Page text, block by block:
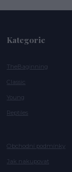
Kategorie
TheBaginning
Classic
Young
Reptiles
Obchodní podmínky
Jak nakupovat